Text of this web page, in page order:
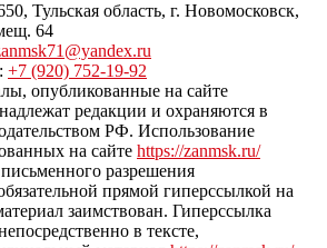
Тульская область, г. Новомосковск,
64
+7 (920) 752-19-92
опубликованные на сайте
редакции и охраняются в
РФ. Использование
на сайте https://zanmsk.ru/
письменного разрешения
прямой гиперссылкой на
заимствован. Гиперссылка
в тексте,